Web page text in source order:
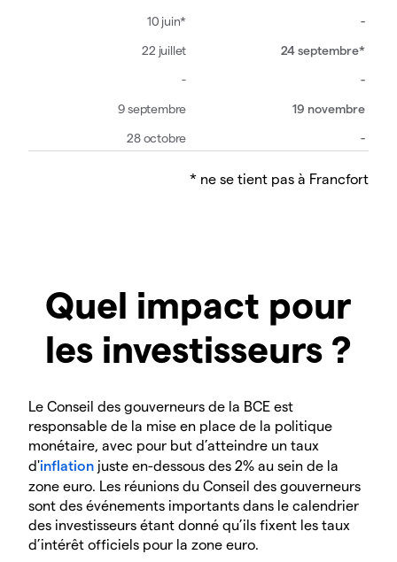
-
24 septembre*
-
19 novembre
-
* ne se tient pas à Francfort
Quel impact pour
les investisseurs ?
Le Conseil des gouverneurs de la BCE est
responsable de la mise en place de la politique
monétaire, avec pour but d’atteindre un taux
d'inflation juste en-dessous des 2% au sein de la
zone euro. Les réunions du Conseil des gouverneurs
sont des événements importants dans le calendrier
des investisseurs étant donné qu’ils fixent les taux
d’intérêt officiels pour la zone euro.